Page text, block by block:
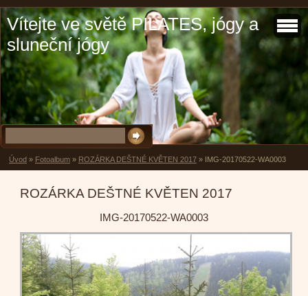
Vítejte ve světě PILATES, jógy a
sluneční jógy
Úvod » Fotoalbum » ROZÁRKA DEŠTNÉ KVĚTEN 2017 » IMG-20170522-WA0003
ROZÁRKA DEŠTNÉ KVĚTEN 2017
IMG-20170522-WA0003